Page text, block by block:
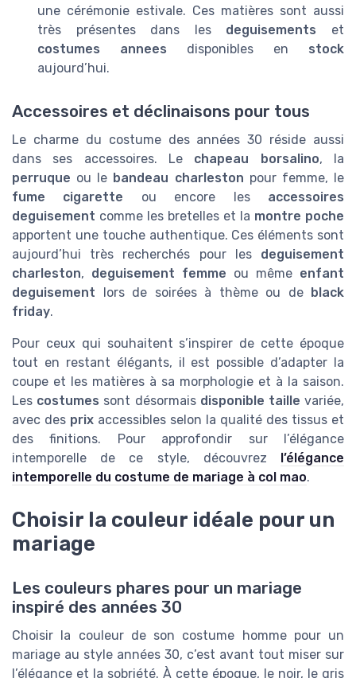
une cérémonie estivale. Ces matières sont aussi
très présentes dans les deguisements et
costumes annees disponibles en stock
aujourd’hui.
Accessoires et déclinaisons pour tous
Le charme du costume des années 30 réside aussi
dans ses accessoires. Le chapeau borsalino, la
perruque ou le bandeau charleston pour femme, le
fume cigarette ou encore les accessoires
deguisement comme les bretelles et la montre poche
apportent une touche authentique. Ces éléments sont
aujourd’hui très recherchés pour les deguisement
charleston, deguisement femme ou même enfant
deguisement lors de soirées à thème ou de black
friday.
Pour ceux qui souhaitent s’inspirer de cette époque
tout en restant élégants, il est possible d’adapter la
coupe et les matières à sa morphologie et à la saison.
Les costumes sont désormais disponible taille variée,
avec des prix accessibles selon la qualité des tissus et
des finitions. Pour approfondir sur l’élégance
intemporelle de ce style, découvrez l’élégance
intemporelle du costume de mariage à col mao.
Choisir la couleur idéale pour un
mariage
Les couleurs phares pour un mariage
inspiré des années 30
Choisir la couleur de son costume homme pour un
mariage au style années 30, c’est avant tout miser sur
l’élégance et la sobriété. À cette époque, le noir, le gris